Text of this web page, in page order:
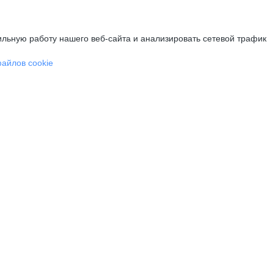
работу нашего веб-сайта и анализировать сетевой трафик.
cookie